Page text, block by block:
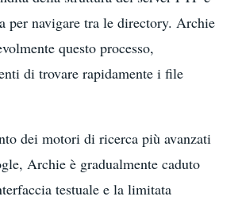
per navigare tra le directory. Archie
questo processo,
di trovare rapidamente i file
dei motori di ricerca più avanzati
Archie è gradualmente caduto
testuale e la limitata